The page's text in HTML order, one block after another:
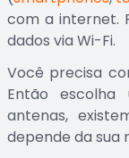
com a internet.
dados via Wi-Fi.
Você precisa
Então escolha
antenas,
depende da sua